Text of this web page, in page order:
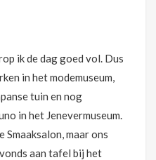
ik de dag goed vol. Dus
in het modemuseum,
tuin en nog
in het Jenevermuseum.
Smaaksalon, maar ons
aan tafel bij het